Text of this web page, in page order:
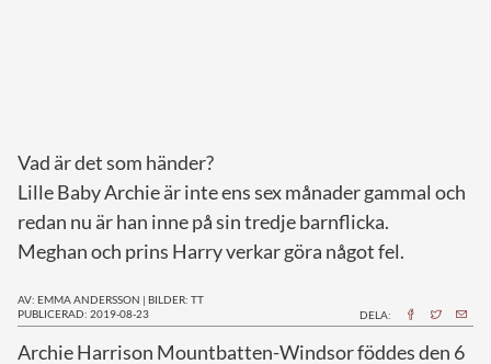
Monacos furstehus
Vad är det som händer?
Lille Baby Archie är inte ens sex månader gammal och
redan nu är han inne på sin tredje barnflicka.
Meghan och prins Harry verkar göra något fel.
AV: EMMA ANDERSSON | BILDER: TT
PUBLICERAD: 2019-08-23
DELA:
Archie Harrison Mountbatten-Windsor föddes den 6